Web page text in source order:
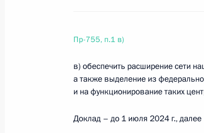
Перечень поручений по
10 апреля 2024 года, 19:00
Пр-755, п.1 в)
в) обеспечить расширение сети
а также выделение из
и на функционирование таких
Доклад – до 1 июля 2024 г.,